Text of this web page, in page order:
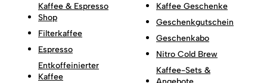
Kaffee & Espresso
Shop
Filterkaffee
Espresso
Entkoffeinierter
Kaffee
Kaffee Geschenke
Geschenkgutschein
Geschenkabo
Nitro Cold Brew
Kaffee-Sets &